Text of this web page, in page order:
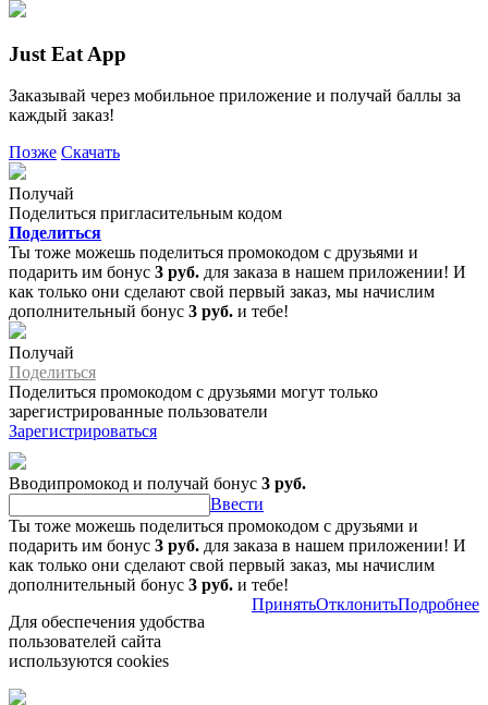
Just Eat App
Заказывай через мобильное приложение и получай баллы за
каждый заказ!
Позже Скачать
Получай
Поделиться пригласительным кодом
Поделиться
Ты тоже можешь поделиться промокодом с друзьями и
подарить им бонус 3 руб. для заказа в нашем приложении! И
как только они сделают свой первый заказ, мы начислим
дополнительный бонус 3 руб. и тебе!
Получай
Поделиться
Поделиться промокодом с друзьями могут только
зарегистрированные пользователи
Зарегистрироваться
Вводипромокод и получай бонус 3 руб.
Ввести
Ты тоже можешь поделиться промокодом с друзьями и
подарить им бонус 3 руб. для заказа в нашем приложении! И
как только они сделают свой первый заказ, мы начислим
дополнительный бонус 3 руб. и тебе!
Для обеспечения удобства
пользователей сайта
используются cookies
ПринятьОтклонитьПодробнее